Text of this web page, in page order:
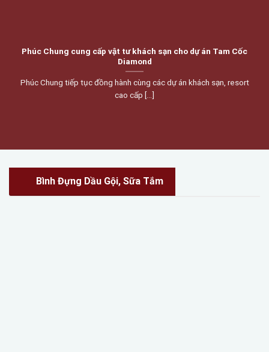
Phúc Chung cung cấp vật tư khách sạn cho dự án Tam Cốc
Diamond
Phúc Chung tiếp tục đồng hành cùng các dự án khách sạn, resort
cao cấp [...]
Bình Đựng Dầu Gội, Sữa Tắm